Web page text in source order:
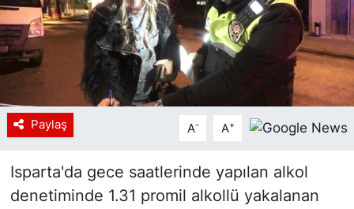
Paylaş A- A+
Isparta'da gece saatlerinde yapılan alkol
denetiminde 1.31 promil alkollü yakalanan